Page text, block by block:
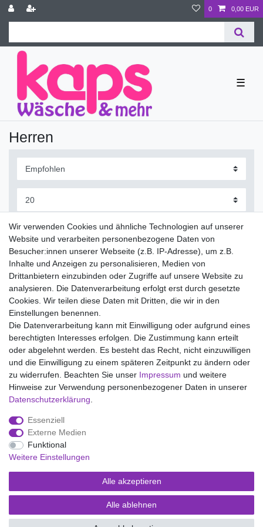
0 0,00 EUR
☰
Herren
Wir liefern mit DHL (auch Samstags)
14 Tage Rückgaberecht
Impressum Daten­schutz­erklärung AGB
Widerrufs­recht
Wir verwenden Cookies und ähnliche Technologien auf unserer
Website und verarbeiten personenbezogene Daten von
Besucher:innen unserer Webseite (z.B. IP-Adresse), um z.B.
Inhalte und Anzeigen zu personalisieren, Medien von
Drittanbietern einzubinden oder Zugriffe auf unsere Website zu
analysieren. Die Datenverarbeitung erfolgt erst durch gesetzte
Cookies. Wir teilen diese Daten mit Dritten, die wir in den
Einstellungen benennen.
Die Datenverarbeitung kann mit Einwilligung oder aufgrund eines
berechtigten Interesses erfolgen. Die Zustimmung kann erteilt
oder abgelehnt werden. Es besteht das Recht, nicht einzuwilligen
und die Einwilligung zu einem späteren Zeitpunkt zu ändern oder
zu widerrufen. Beachten Sie unser Impressum und weitere
Hinweise zur Verwendung personenbezogener Daten in unserer
Daten­schutz­erklärung
Essenziell
Externe Medien
Funktional
Weitere Einstellungen
Alle akzeptieren
Alle ablehnen